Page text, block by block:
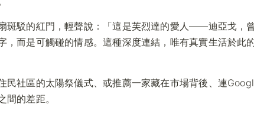
斑駁的紅門，輕聲說：「這是芙烈達的愛人——迪亞戈，
而是可觸碰的情感。這種深度連結，唯有真實生活於此
社區的太陽祭儀式、或推薦一家藏在市場背後、連
的差距。